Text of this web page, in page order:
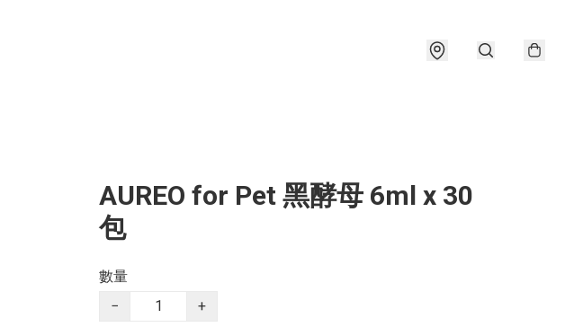
AUREO for Pet 黑酵母 6ml x 30
包
數量
−
+